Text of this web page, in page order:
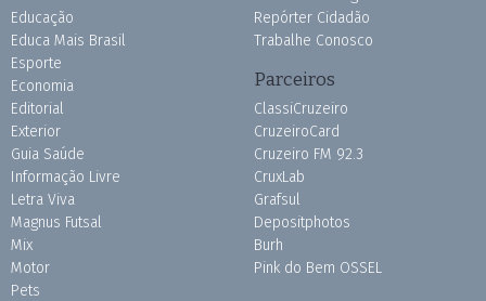
Educação
Educa Mais Brasil
Esporte
Economia
Editorial
Exterior
Guia Saúde
Informação Livre
Letra Viva
Magnus Futsal
Mix
Motor
Pets
Repórter Cidadão
Trabalhe Conosco
Parceiros
ClassiCruzeiro
CruzeiroCard
Cruzeiro FM 92.3
CruxLab
Grafsul
Depositphotos
Burh
Pink do Bem OSSEL